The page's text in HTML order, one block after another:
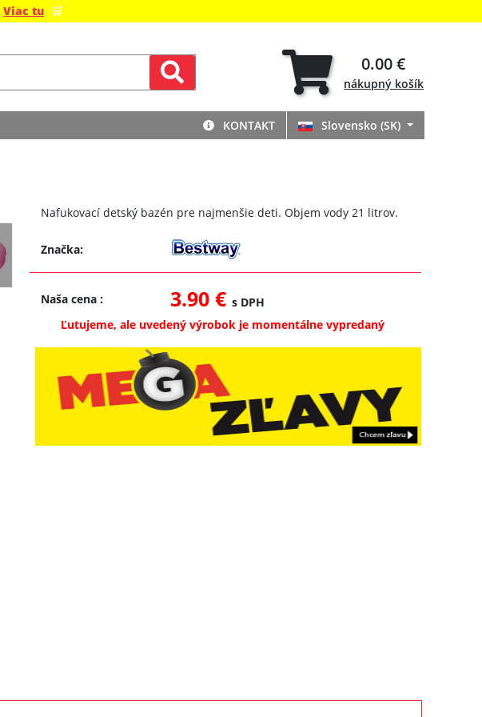
Viac tu 🛒
0.00 €
nákupný košík
KONTAKT Slovensko (SK)
Nafukovací detský bazén pre najmenšie deti. Objem vody 21 litrov.
Značka:
Naša cena: 3.90 €s DPH
Ľutujeme, ale uvedený výrobok je momentálne vypredaný